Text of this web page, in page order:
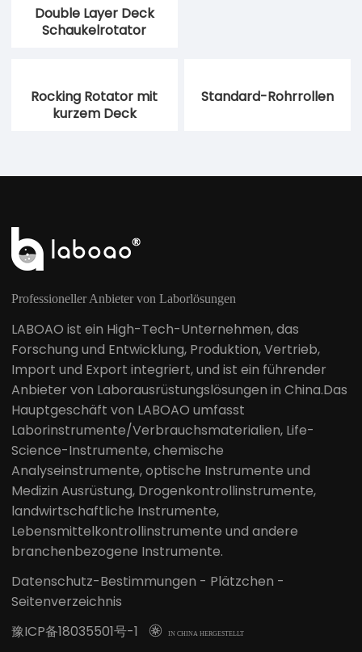
Double Layer Deck
Schaukelrotator
Rocking Rotator mit
kurzem Deck
Standard-Rohrrollen
Professioneller Anbieter von Laborlösungen
LABOAO ist ein High-Tech-Unternehmen, das
Forschung und Entwicklung, Produktion, Vertrieb,
Import und Export integriert, und ist ein führender
Anbieter von Laborausrüstungslösungen in China.Das
Hauptgeschäft von LABOAO umfasst
Laborinstrumente/Verbrauchsmaterialien, Life-
Science-Instrumente, chemische
Analyseinstrumente, optische Instrumente und
Medizin Ausrüstung, Drogenkontrollinstrumente,
landwirtschaftliche Instrumente,
Lebensmittelkontrollinstrumente und andere
branchenbezogene Instrumente.
Datenschutz-Bestimmungen - Plätzchen -
Seitenverzeichnis
豫ICP备18035501号-1
 IN CHINA HERGESTELLT